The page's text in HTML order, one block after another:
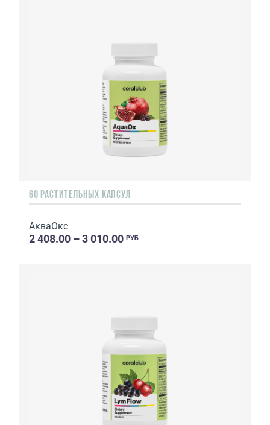
60 РАСТИТЕЛЬНЫХ КАПСУЛ
АкваОкс
2 408.00 – 3 010.00 РУБ